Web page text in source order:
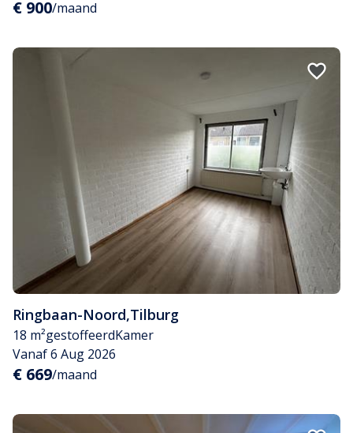
€ 900/maand
Ringbaan-Noord,Tilburg
18 m²gestoffeerdKamer
Vanaf 6 Aug 2026
€ 669/maand